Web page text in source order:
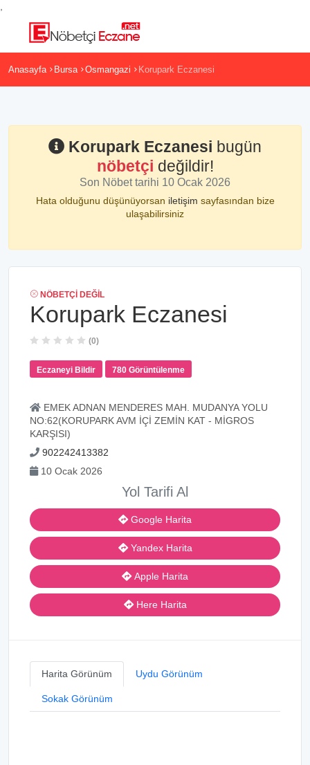
Anasayfa Bursa Osmangazi Korupark Eczanesi
Korupark Eczanesi bugün
nöbetçi değildir!
Son Nöbet tarihi 10 Ocak 2026
Hata olduğunu düşünüyorsan iletişim sayfasından bize
ulaşabilirsiniz
NÖBETÇI DEĞIL
Korupark Eczanesi
(0)
Eczaneyi Bildir 780 Görüntülenme
EMEK ADNAN MENDERES MAH. MUDANYA YOLU
NO:62(KORUPARK AVM İÇİ ZEMİN KAT - MİGROS
KARŞISI)
902242413382
10 Ocak 2026
Yol Tarifi Al
Google Harita
Yandex Harita
Apple Harita
Here Harita
Harita Görünüm Uydu Görünüm
Sokak Görünüm